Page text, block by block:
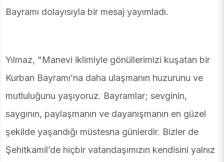
Bayramı dolayısıyla bir mesaj yayımladı.
Yılmaz, "Manevi iklimiyle gönüllerimizi kuşatan bir
Kurban Bayramı’na daha ulaşmanın huzurunu ve
mutluluğunu yaşıyoruz. Bayramlar; sevginin,
saygının, paylaşmanın ve dayanışmanın en güzel
şekilde yaşandığı müstesna günlerdir. Bizler de
Şehitkamil’de hiçbir vatandaşımızın kendisini yalnız